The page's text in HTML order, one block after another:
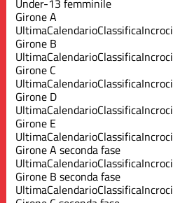
Girone A
UltimaCalendarioClassificaIncroci
Girone B
UltimaCalendarioClassificaIncroci
Girone C
UltimaCalendarioClassificaIncroci
Girone D
UltimaCalendarioClassificaIncroci
Girone E
UltimaCalendarioClassificaIncroci
Girone A seconda fase
UltimaCalendarioClassificaIncroci
Girone B seconda fase
UltimaCalendarioClassificaIncroci